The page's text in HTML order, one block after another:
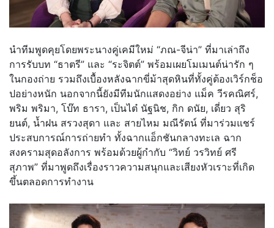
นำทีมพูดคุยโดยพระนางคู่เคมีใหม่ “ภณ-จีน่า” ที่มาเล่าถึง
การรับบท “ธาตรี” และ “ระจิตต์” พร้อมเผยโมเมนต์น่ารัก ๆ
ในกองถ่าย รวมถึงเบื้องหลังฉากขี่ม้าสุดหินที่ทั้งคู่ต้องเวิร์กช็อ
ปอย่างหนัก นอกจากนี้ยังมีทีมนักแสดงอย่าง แม็ค วีรคณิศร์,
พริม พริมา, โบ๊ท ธารา, เป็นไต๋ นัฐนิช, กิก ดนัย, เดี่ยว สุริ
ยนต์, น้ำฝน สรวงสุดา และ สายไหม มณีรัตน์ ที่มาร่วมแชร์
ประสบการณ์การถ่ายทำ ทั้งฉากแอ็กชันกลางทะเล ฉาก
สงครามสุดอลังการ พร้อมด้วยผู้กำกับ “วิทย์ วรวิทย์ ศรี
สุภาพ” ที่มาพูดถึงเรื่องราวความสนุกและเสียงหัวเราะที่เกิด
ขึ้นตลอดการทำงาน